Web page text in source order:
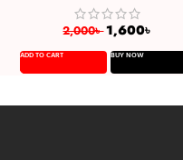
Cutting Machine For Men
2,000৳1,600৳
ADD TO CART BUY NOW